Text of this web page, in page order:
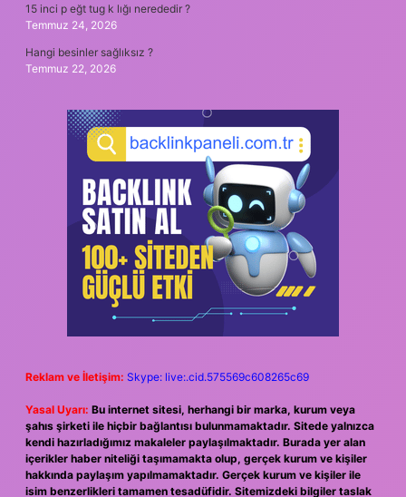
15 inci p eğt tug k lığı nerededir ?
Temmuz 24, 2026
Hangi besinler sağlıksız ?
Temmuz 22, 2026
Reklam ve İletişim: Skype: live:.cid.575569c608265c69
Yasal Uyarı: Bu internet sitesi, herhangi bir marka, kurum veya
şahıs şirketi ile hiçbir bağlantısı bulunmamaktadır. Sitede yalnızca
kendi hazırladığımız makaleler paylaşılmaktadır. Burada yer alan
içerikler haber niteliği taşımamakta olup, gerçek kurum ve kişiler
hakkında paylaşım yapılmamaktadır. Gerçek kurum ve kişiler ile
isim benzerlikleri tamamen tesadüfidir. Sitemizdeki bilgiler taslak